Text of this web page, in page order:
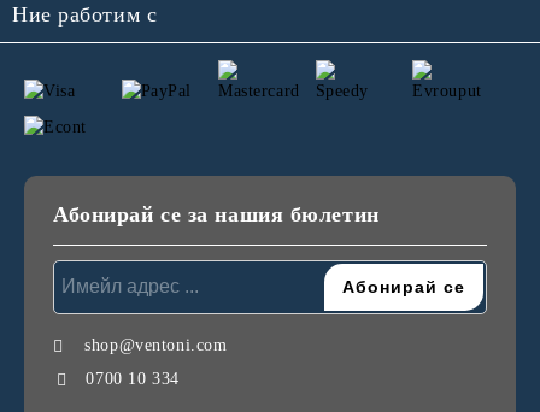
Ние работим с
Абонирай се за нашия бюлетин
shop@ventoni.com
0700 10 334